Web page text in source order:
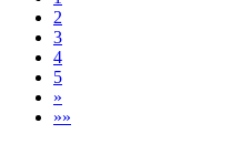
2
3
4
5
»
»»